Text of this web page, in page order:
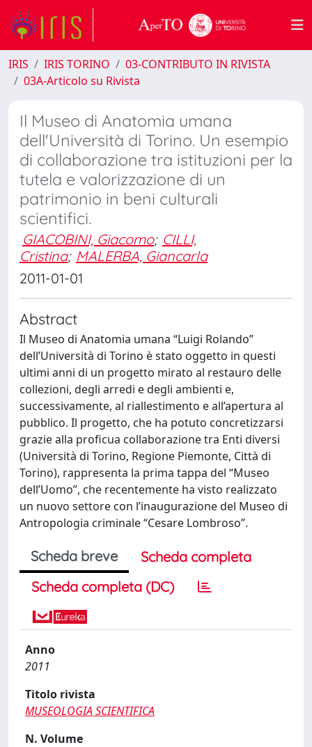
IRIS IRIS TORINO
03-CONTRIBUTO IN RIVISTA
03A-Articolo su Rivista
Il Museo di Anatomia umana
dell'Università di Torino. Un esempio
di collaborazione tra istituzioni per la
tutela e valorizzazione di un
patrimonio in beni culturali
scientifici.
GIACOBINI, Giacomo; CILLI,
Cristina; MALERBA, Giancarla
2011-01-01
Abstract
Il Museo di Anatomia umana “Luigi Rolando”
dell’Università di Torino è stato oggetto in questi
ultimi anni di un progetto mirato al restauro delle
collezioni, degli arredi e degli ambienti e,
successivamente, al riallestimento e all’apertura al
pubblico. Il progetto, che ha potuto concretizzarsi
grazie alla proficua collaborazione tra Enti diversi
(Università di Torino, Regione Piemonte, Città di
Torino), rappresenta la prima tappa del “Museo
dell’Uomo”, che recentemente ha visto realizzato
un nuovo settore con l’inaugurazione del Museo di
Antropologia criminale “Cesare Lombroso”.
Scheda breve
Scheda completa
Scheda completa (DC)
Anno
2011
Titolo rivista
MUSEOLOGIA SCIENTIFICA
N. Volume